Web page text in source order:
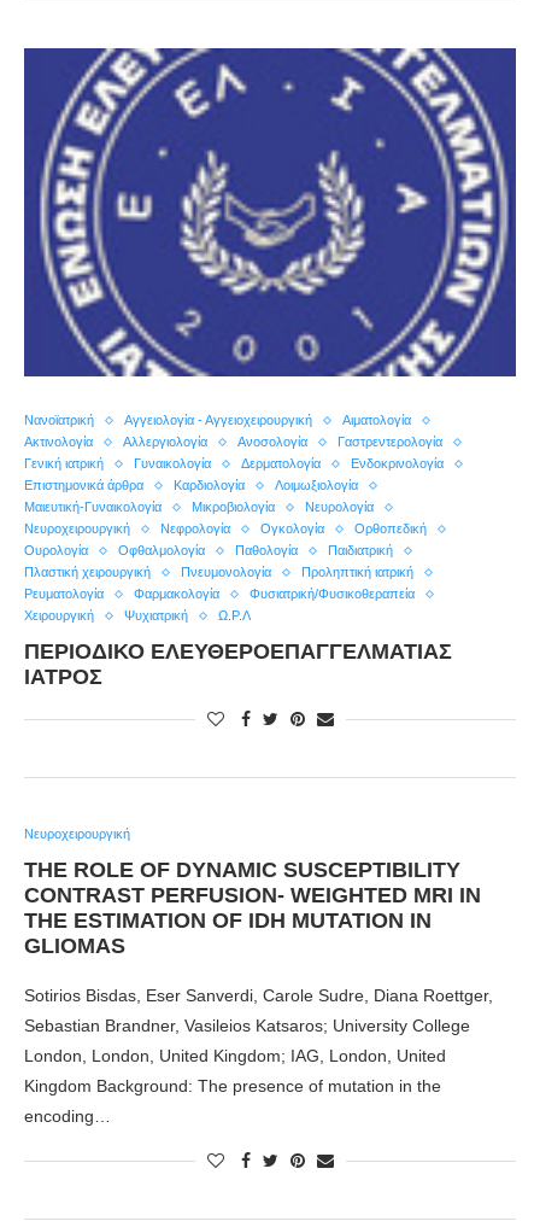
Nανοϊατρική Αγγειολογία - Αγγειοχειρουργική
Αιματολογία
Ακτινολογία
Αλλεργιολογία Ανοσολογία
Γαστρεντερολογία
Γενική ιατρική
Γυναικολογία Δερματολογία
Ενδοκρινολογία
Επιστημονικά άρθρα
Καρδιολογία
Λοιμωξιολογία
Μαιευτική-Γυναικολογία
Μικροβιολογία
Νευρολογία
Νευροχειρουργική
Νεφρολογία Ογκολογία
Ορθοπεδική
Ουρολογία
Οφθαλμολογία Παθολογία
Παιδιατρική
Πλαστική χειρουργική
Πνευμονολογία
Προληπτική ιατρική
Ρευματολογία
Φαρμακολογία
Φυσιατρική/Φυσικοθεραπεία
Χειρουργική
Ψυχιατρική Ω.Ρ.Λ
ΠΕΡΙΟΔΙΚΟ ΕΛΕΥΘΕΡΟΕΠΑΓΓΕΛΜΑΤΙΑΣ
ΙΑΤΡΟΣ
Νευροχειρουργική
THE ROLE OF DYNAMIC SUSCEPTIBILITY
CONTRAST PERFUSION- WEIGHTED MRI IN
THE ESTIMATION OF IDH MUTATION IN
GLIOMAS
Sotirios Bisdas, Eser Sanverdi, Carole Sudre, Diana Roettger,
Sebastian Brandner, Vasileios Katsaros; University College
London, London, United Kingdom; IAG, London, United
Kingdom Background: The presence of mutation in the
encoding…